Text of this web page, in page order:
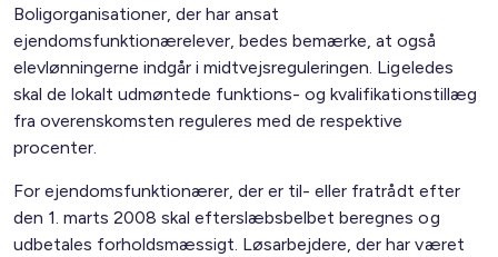
Boligorganisationer, der har ansat
ejendomsfunktionærelever, bedes bemærke, at også
elevlønningerne indgår i midtvejsreguleringen. Ligeledes
skal de lokalt udmøntede funktions- og kvalifikationstillæg
fra overenskomsten reguleres med de respektive
procenter.
For ejendomsfunktionærer, der er til- eller fratrådt efter
den 1. marts 2008 skal efterslæbsbelbet beregnes og
udbetales forholdsmæssigt. Løsarbejdere, der har været